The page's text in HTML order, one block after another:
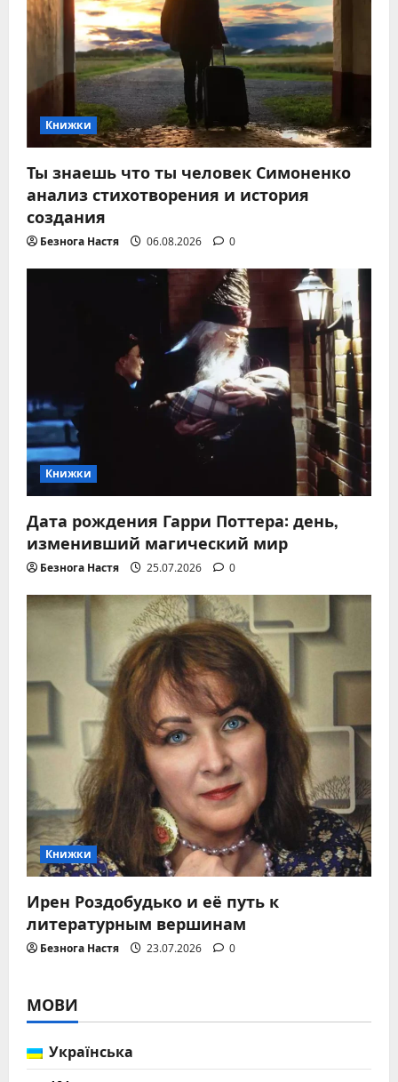
Книжки
Ты знаешь что ты человек Симоненко
анализ стихотворения и история
создания
Безнога Настя 06.08.2026 0
Книжки
Дата рождения Гарри Поттера: день,
изменивший магический мир
Безнога Настя 25.07.2026 0
Книжки
Ирен Роздобудько и её путь к
литературным вершинам
Безнога Настя 23.07.2026 0
МОВИ
Українська